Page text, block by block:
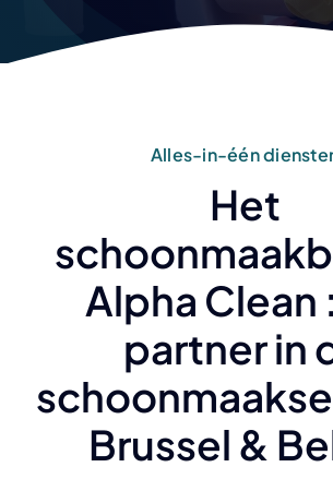
Alles-in-één
Het
Alpha Clean
partner in
Brussel &